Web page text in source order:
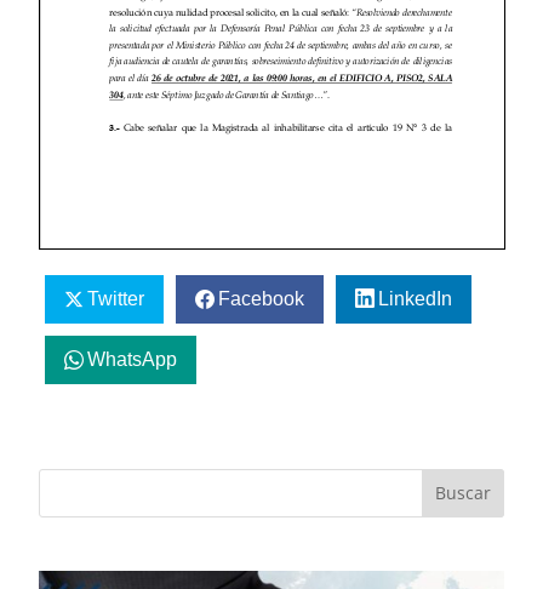
Twitter Facebook LinkedIn
WhatsApp